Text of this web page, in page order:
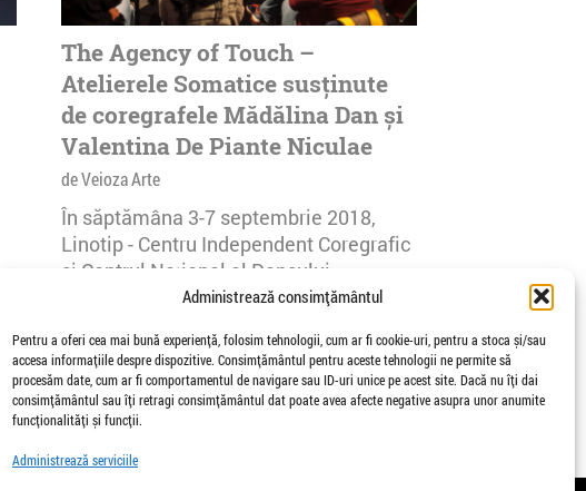
Administrează consimțământul
Pentru a oferi cea mai bună experiență, folosim tehnologii, cum ar fi cookie-uri, pentru a stoca și/sau
accesa informațiile despre dispozitive. Consimțământul pentru aceste tehnologii ne permite să
procesăm date, cum ar fi comportamentul de navigare sau ID-uri unice pe acest site. Dacă nu îți dai
consimțământul sau îți retragi consimțământul dat poate avea afecte negative asupra unor anumite
funcționalități și funcții.
Administrează serviciile
The Agency of Touch –
Atelierele Somatice susținute
de coregrafele Mădălina Dan și
Valentina De Piante Niculae
de Veioza Arte
În săptămâna 3-7 septembrie 2018,
Linotip - Centru Independent Coregrafic
și Centrul Național al Dansului
26 afisari | 0 comentarii